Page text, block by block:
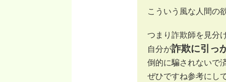
こういう風な人間の
つまり詐欺師を見分
自分が詐欺に引っ
倒的に騙されないで
ぜひですね参考にし